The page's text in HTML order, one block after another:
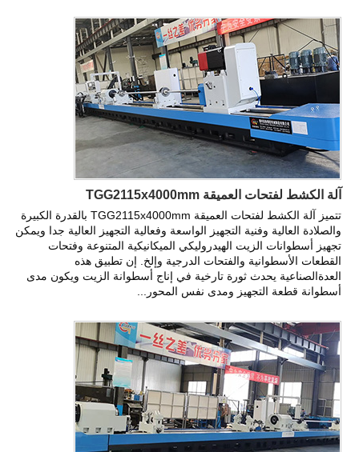
آلة الكشط لفتحات العميقة TGG2115x4000mm
تتميز آلة الكشط لفتحات العميقة TGG2115x4000mm بالقدرة الكبيرة
والصلادة العالية وفنية التجهيز الواسعة وفعالية التجهيز العالية جدا ويمكن
تجهيز أسطوانات الزيت الهيدروليكي الميكانيكية المتنوعة وفتحات
القطعات الأسطوانية والفتحات الدرجية وإلخ. إن تطبيق هذه
العدةالصناعية يحدث ثورة تارخية في إناج أسطوانة الزيت ويكون مدى
أسطوانة قطعة التجهيز ومدى نفس المحور...